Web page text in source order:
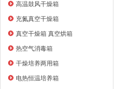
高温鼓风干燥箱
充氮真空干燥箱
真空干燥箱 真空烘箱
热空气消毒箱
干燥培养两用箱
电热恒温培养箱